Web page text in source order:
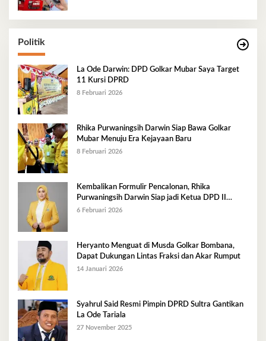
Politik
La Ode Darwin: DPD Golkar Mubar Saya Target
11 Kursi DPRD
8 Februari 2026
Rhika Purwaningsih Darwin Siap Bawa Golkar
Mubar Menuju Era Kejayaan Baru
8 Februari 2026
Kembalikan Formulir Pencalonan, Rhika
Purwaningsih Darwin Siap jadi Ketua DPD II
Golkar Mubar
6 Februari 2026
Heryanto Menguat di Musda Golkar Bombana,
Dapat Dukungan Lintas Fraksi dan Akar Rumput
14 Januari 2026
Syahrul Said Resmi Pimpin DPRD Sultra Gantikan
La Ode Tariala
27 November 2025